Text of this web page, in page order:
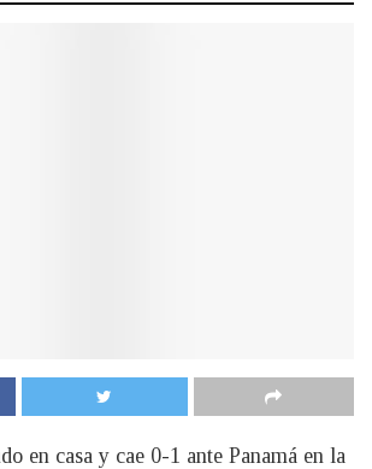
en casa y cae 0-1 ante Panamá en la